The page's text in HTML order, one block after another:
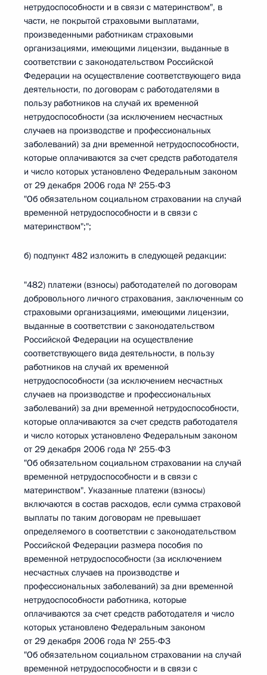
нетрудоспособности и в связи с материнством", в
части, не покрытой страховыми выплатами,
произведенными работникам страховыми
организациями, имеющими лицензии, выданные в
соответствии с законодательством Российской
Федерации на осуществление соответствующего вида
деятельности, по договорам с работодателями в
пользу работников на случай их временной
нетрудоспособности (за исключением несчастных
случаев на производстве и профессиональных
заболеваний) за дни временной нетрудоспособности,
которые оплачиваются за счет средств работодателя
и число которых установлено Федеральным законом
от 29 декабря 2006 года № 255-ФЗ
"Об обязательном социальном страховании на случай
временной нетрудоспособности и в связи с
материнством";";
б) подпункт 482 изложить в следующей редакции:
"482) платежи (взносы) работодателей по договорам
добровольного личного страхования, заключенным со
страховыми организациями, имеющими лицензии,
выданные в соответствии с законодательством
Российской Федерации на осуществление
соответствующего вида деятельности, в пользу
работников на случай их временной
нетрудоспособности (за исключением несчастных
случаев на производстве и профессиональных
заболеваний) за дни временной нетрудоспособности,
которые оплачиваются за счет средств работодателя
и число которых установлено Федеральным законом
от 29 декабря 2006 года № 255-ФЗ
"Об обязательном социальном страховании на случай
временной нетрудоспособности и в связи с
материнством". Указанные платежи (взносы)
включаются в состав расходов, если сумма страховой
выплаты по таким договорам не превышает
определяемого в соответствии с законодательством
Российской Федерации размера пособия по
временной нетрудоспособности (за исключением
несчастных случаев на производстве и
профессиональных заболеваний) за дни временной
нетрудоспособности работника, которые
оплачиваются за счет средств работодателя и число
которых установлено Федеральным законом
от 29 декабря 2006 года № 255-ФЗ
"Об обязательном социальном страховании на случай
временной нетрудоспособности и в связи с